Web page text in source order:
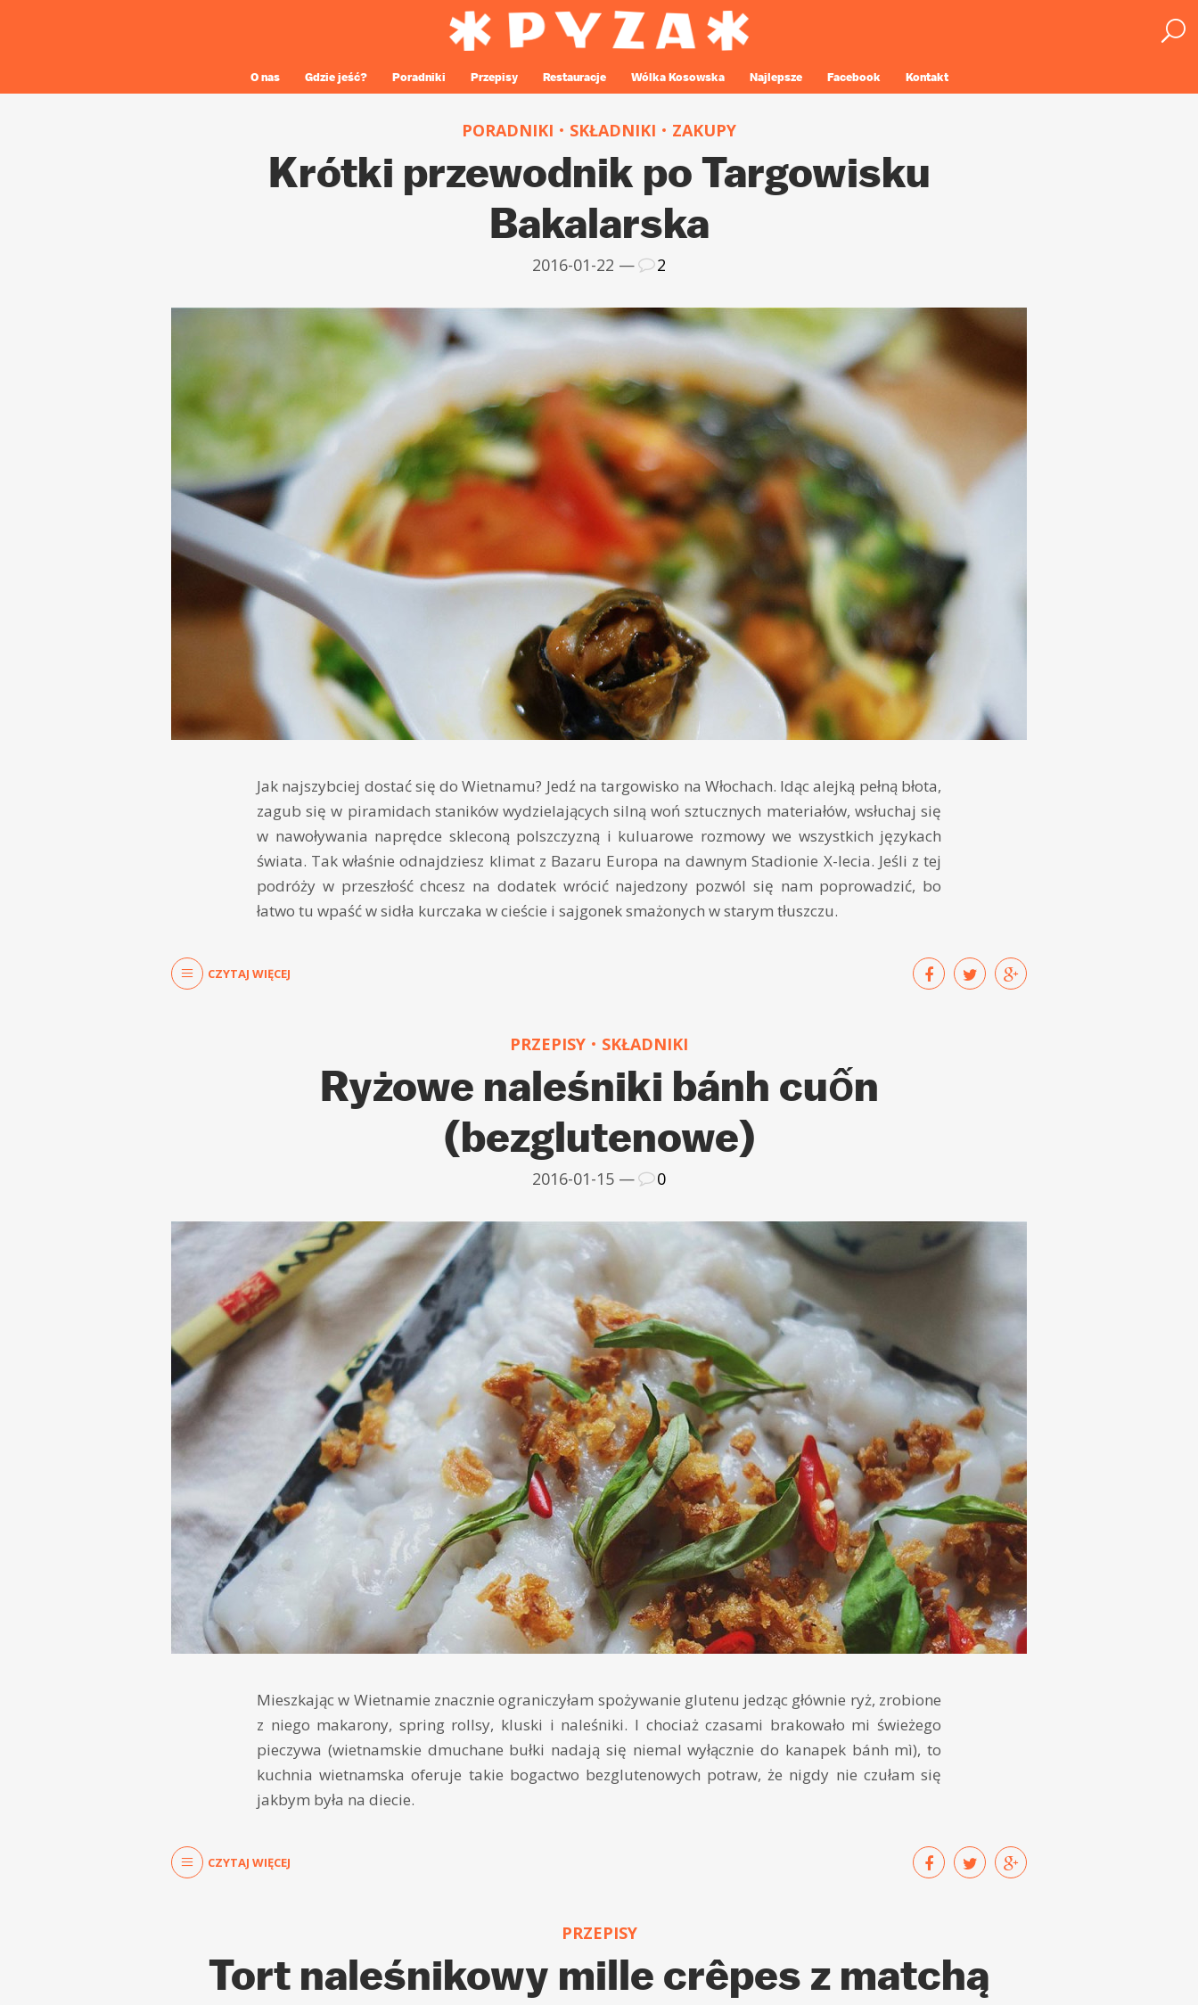
O nas Gdzie jeść? Poradniki Przepisy Restauracje Wólka Kosowska Najlepsze Facebook Kontakt
PORADNIKI SKŁADNIKI ZAKUPY
Krótki przewodnik po Targowisku
Bakalarska
2016-01-22 — 2
Jak najszybciej dostać się do Wietnamu? Jedź na targowisko na Włochach. Idąc alejką pełną błota,
zagub się w piramidach staników wydzielających silną woń sztucznych materiałów, wsłuchaj się
w nawoływania naprędce skleconą polszczyzną i kuluarowe rozmowy we wszystkich językach
świata. Tak właśnie odnajdziesz klimat z Bazaru Europa na dawnym Stadionie X-lecia. Jeśli z tej
podróży w przeszłość chcesz na dodatek wrócić najedzony pozwól się nam poprowadzić, bo
łatwo tu wpaść w sidła kurczaka w cieście i sajgonek smażonych w starym tłuszczu.
CZYTAJ WIĘCEJ
PRZEPISY SKŁADNIKI
Ryżowe naleśniki bánh cuốn
(bezglutenowe)
2016-01-15 — 0
Mieszkając w Wietnamie znacznie ograniczyłam spożywanie glutenu jedząc głównie ryż, zrobione
z niego makarony, spring rollsy, kluski i naleśniki. I chociaż czasami brakowało mi świeżego
pieczywa (wietnamskie dmuchane bułki nadają się niemal wyłącznie do kanapek bánh mì), to
kuchnia wietnamska oferuje takie bogactwo bezglutenowych potraw, że nigdy nie czułam się
jakbym była na diecie.
CZYTAJ WIĘCEJ
PRZEPISY
Tort naleśnikowy mille crêpes z matchą